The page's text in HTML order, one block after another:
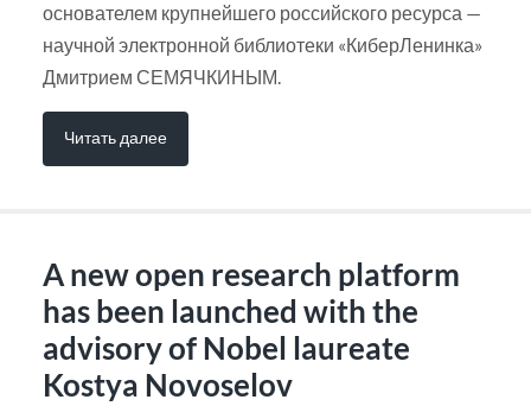
основателем крупнейшего российского ресурса —
научной электронной библиотеки «КиберЛенинка»
Дмитрием СЕМЯЧКИНЫМ.
Читать далее
A new open research platform
has been launched with the
advisory of Nobel laureate
Kostya Novoselov